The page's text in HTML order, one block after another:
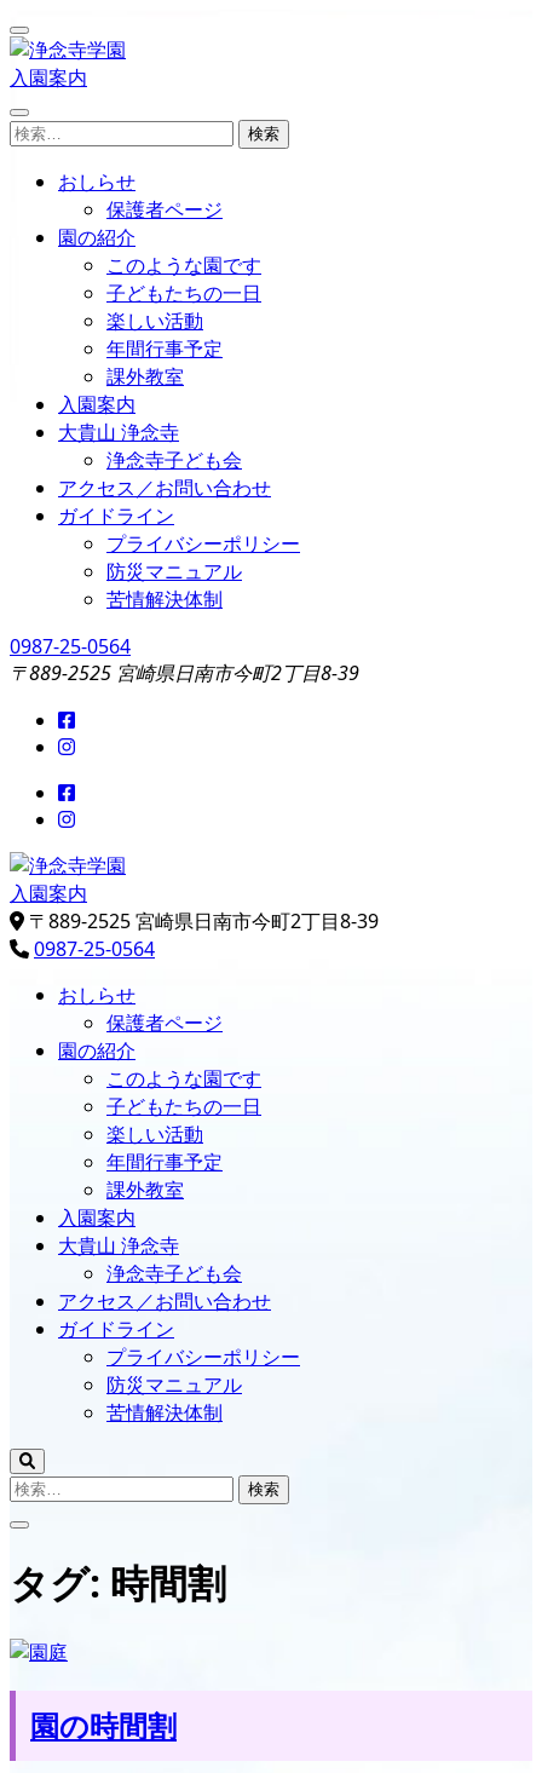
コ
ン
テ
ン
ツ
浄念寺学園
日南市飫肥今町／認定こども園
入園案内
検
おしらせ
保護者ページ
園の紹介
このような園です
子どもたちの一日
楽しい活動
年間行事予定
課外教室
入園案内
大貴山 浄念寺
浄念寺子ども会
アクセス／お問い合わせ
ガイドライン
プライバシーポリシー
防災マニュアル
苦情解決体制
0987-25-0564
〒889-2525 宮崎県日南市今町2丁目8-39
浄念寺学園
日南市飫肥今町／認定こども園
入園案内
〒889-2525 宮崎県日南市今町2丁目8-39
0987-25-0564
おしらせ
保護者ページ
園の紹介
このような園です
子どもたちの一日
楽しい活動
年間行事予定
課外教室
入園案内
大貴山 浄念寺
浄念寺子ども会
アクセス／お問い合わせ
ガイドライン
プライバシーポリシー
防災マニュアル
苦情解決体制
検
タグ: 時間割
園の時間割